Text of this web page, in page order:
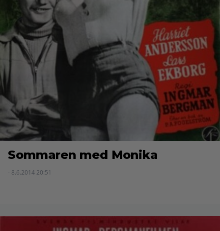
Sommaren med Monika
- 8.6.2014 20:51